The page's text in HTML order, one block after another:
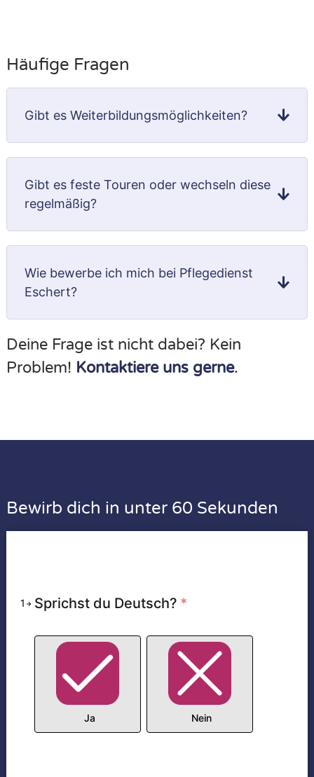
Häufige Fragen
Gibt es Weiterbildungs­möglichkeiten?
Gibt es feste Touren oder wechseln diese
regelmäßig?
Wie bewerbe ich mich bei Pflegedienst
Eschert?
Deine Frage ist nicht dabei? Kein
Problem! Kontaktiere uns gerne.
Bewirb dich in unter 60 Sekunden
1 Sprichst du Deutsch? *
Ja Nein